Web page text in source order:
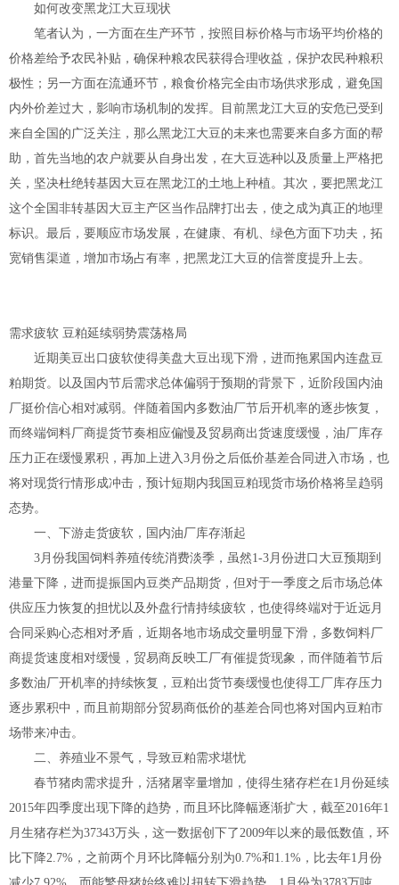
如何改变黑龙江大豆现状
笔者认为，一方面在生产环节，按照目标价格与市场平均价格的
价格差给予农民补贴，确保种粮农民获得合理收益，保护农民种粮积
极性；另一方面在流通环节，粮食价格完全由市场供求形成，避免国
内外价差过大，影响市场机制的发挥。目前黑龙江大豆的安危已受到
来自全国的广泛关注，那么黑龙江大豆的未来也需要来自多方面的帮
助，首先当地的农户就要从自身出发，在大豆选种以及质量上严格把
关，坚决杜绝转基因大豆在黑龙江的土地上种植。其次，要把黑龙江
这个全国非转基因大豆主产区当作品牌打出去，使之成为真正的地理
标识。最后，要顺应市场发展，在健康、有机、绿色方面下功夫，拓
宽销售渠道，增加市场占有率，把黑龙江大豆的信誉度提升上去。
需求疲软 豆粕延续弱势震荡格局
近期美豆出口疲软使得美盘大豆出现下滑，进而拖累国内连盘豆
粕期货。以及国内节后需求总体偏弱于预期的背景下，近阶段国内油
厂挺价信心相对减弱。伴随着国内多数油厂节后开机率的逐步恢复，
而终端饲料厂商提货节奏相应偏慢及贸易商出货速度缓慢，油厂库存
压力正在缓慢累积，再加上进入3月份之后低价基差合同进入市场，也
将对现货行情形成冲击，预计短期内我国豆粕现货市场价格将呈趋弱
态势。
一、下游走货疲软，国内油厂库存渐起
3月份我国饲料养殖传统消费淡季，虽然1-3月份进口大豆预期到
港量下降，进而提振国内豆类产品期货，但对于一季度之后市场总体
供应压力恢复的担忧以及外盘行情持续疲软，也使得终端对于近远月
合同采购心态相对矛盾，近期各地市场成交量明显下滑，多数饲料厂
商提货速度相对缓慢，贸易商反映工厂有催提货现象，而伴随着节后
多数油厂开机率的持续恢复，豆粕出货节奏缓慢也使得工厂库存压力
逐步累积中，而且前期部分贸易商低价的基差合同也将对国内豆粕市
场带来冲击。
二、养殖业不景气，导致豆粕需求堪忧
春节猪肉需求提升，活猪屠宰量增加，使得生猪存栏在1月份延续
2015年四季度出现下降的趋势，而且环比降幅逐渐扩大，截至2016年1
月生猪存栏为37343万头，这一数据创下了2009年以来的最低数值，环
比下降2.7%，之前两个月环比降幅分别为0.7%和1.1%，比去年1月份